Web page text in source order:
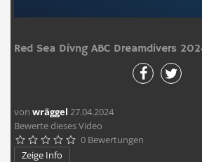
Red Sea Divng ABC Dreamdivers
von wräggel 27.04.2024
Bewerte dieses Video
     0 Bewertungen
Zeige Info